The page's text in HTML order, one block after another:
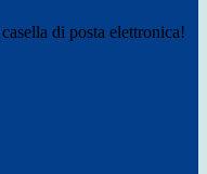
di posta elettronica!